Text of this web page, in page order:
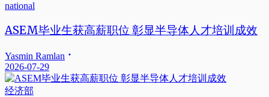
national
ASEM毕业生获高薪职位 彰显半导体人才培训成效
Yasmin Ramlan
2026-07-29
经济部